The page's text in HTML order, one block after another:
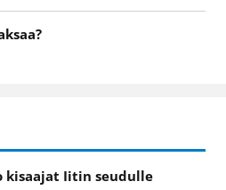
kisaajat Iitin seudulle